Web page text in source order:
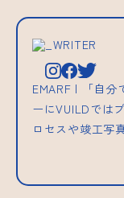
_WRITER
EMARF | 「自分
ーにVUILDでは
ロセスや竣工写